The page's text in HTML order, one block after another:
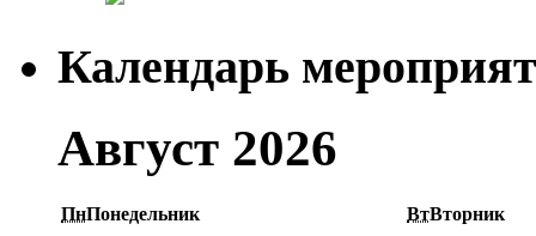
Календарь
Август 2026
ПнПонедельник ВтВторник